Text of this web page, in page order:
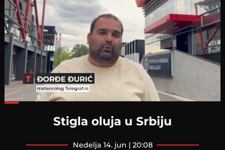
Stigla oluja u Srbiju
nedelja 14. jun | 20:08